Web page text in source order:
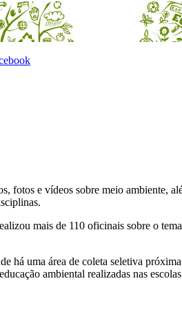
fotos e vídeos sobre meio ambiente,
mais de 110 oficinais sobre o
há uma área de coleta seletiva
ambiental realizadas nas